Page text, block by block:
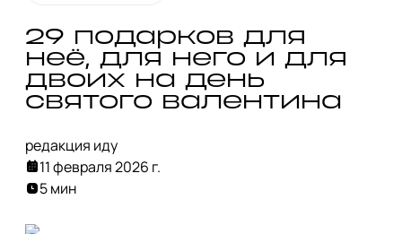
29 подарков для
неё, для него и для
двоих на день
святого валентина
редакция иду
11 февраля 2026 г.
5 мин